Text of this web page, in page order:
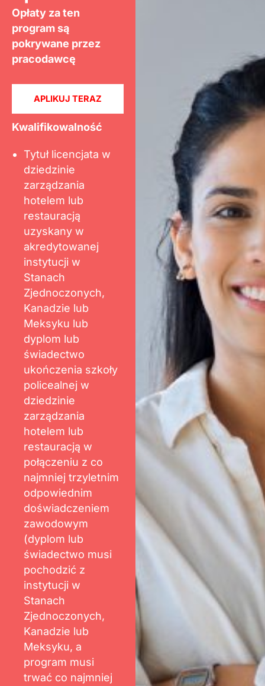
Opłaty za ten
program są
pokrywane przez
pracodawcę
APLIKUJ TERAZ
Kwalifikowalność
Tytuł licencjata w
dziedzinie
zarządzania
hotelem lub
restauracją
uzyskany w
akredytowanej
instytucji w
Stanach
Zjednoczonych,
Kanadzie lub
Meksyku lub
dyplom lub
świadectwo
ukończenia szkoły
policealnej w
dziedzinie
zarządzania
hotelem lub
restauracją w
połączeniu z co
najmniej trzyletnim
odpowiednim
doświadczeniem
zawodowym
(dyplom lub
świadectwo musi
pochodzić z
instytucji w
Stanach
Zjednoczonych,
Kanadzie lub
Meksyku, a
program musi
trwać co najmniej